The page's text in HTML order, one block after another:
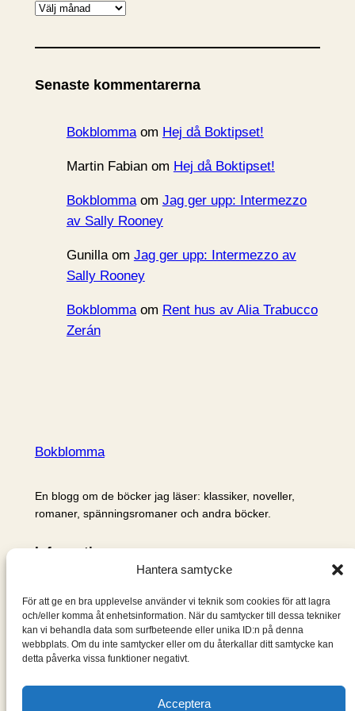
Hantera samtycke
För att ge en bra upplevelse använder vi teknik som cookies för att lagra
och/eller komma åt enhetsinformation. När du samtycker till dessa tekniker
kan vi behandla data som surfbeteende eller unika ID:n på denna
webbplats. Om du inte samtycker eller om du återkallar ditt samtycke kan
detta påverka vissa funktioner negativt.
Acceptera
A
k
v
Senaste kommentarerna
Bokblommaom Hej då Boktipset!
Martin Fabianom Hej då Boktipset!
Bokblommaom Jag ger upp: Intermezzo
av Sally Rooney
Gunillaom Jag ger upp: Intermezzo av
Sally Rooney
Bokblommaom Rent hus av Alia Trabucco
Zerán
Bokblomma
En blogg om de böcker jag läser: klassiker, noveller,
romaner, spänningsromaner och andra böcker.
Information
Om mig & om bloggen
S
ö
k